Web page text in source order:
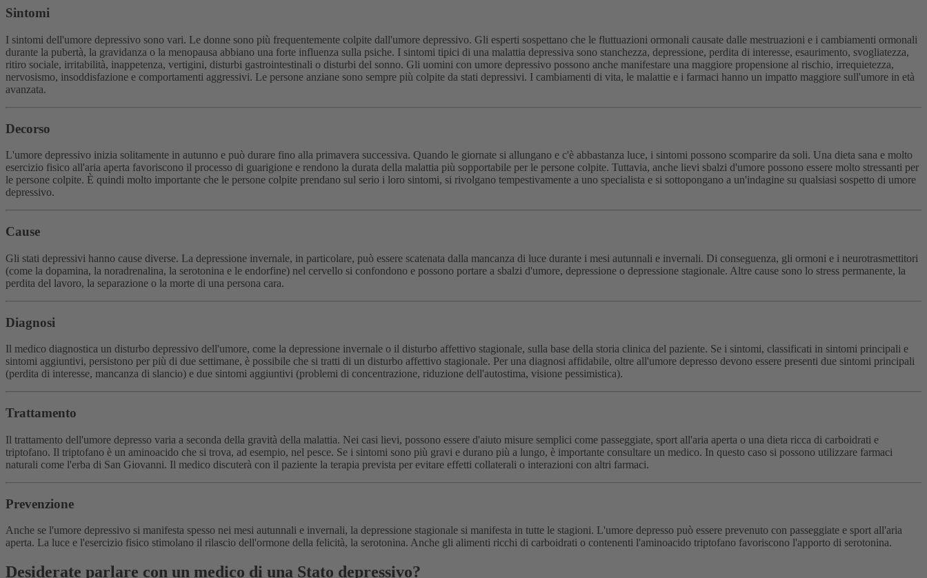
Sintomi
I sintomi dell'umore depressivo sono vari. Le donne sono più frequentemente colpite dall'umore depressivo. Gli esperti sospettano che le fluttuazioni ormonali causate dalle mestruazioni e i cambiamenti ormonali
durante la pubertà, la gravidanza o la menopausa abbiano una forte influenza sulla psiche. I sintomi tipici di una malattia depressiva sono stanchezza, depressione, perdita di interesse, esaurimento, svogliatezza,
ritiro sociale, irritabilità, inappetenza, vertigini, disturbi gastrointestinali o disturbi del sonno. Gli uomini con umore depressivo possono anche manifestare una maggiore propensione al rischio, irrequietezza,
nervosismo, insoddisfazione e comportamenti aggressivi. Le persone anziane sono sempre più colpite da stati depressivi. I cambiamenti di vita, le malattie e i farmaci hanno un impatto maggiore sull'umore in età
avanzata.
Decorso
L'umore depressivo inizia solitamente in autunno e può durare fino alla primavera successiva. Quando le giornate si allungano e c'è abbastanza luce, i sintomi possono scomparire da soli. Una dieta sana e molto
esercizio fisico all'aria aperta favoriscono il processo di guarigione e rendono la durata della malattia più sopportabile per le persone colpite. Tuttavia, anche lievi sbalzi d'umore possono essere molto stressanti per
le persone colpite. È quindi molto importante che le persone colpite prendano sul serio i loro sintomi, si rivolgano tempestivamente a uno specialista e si sottopongano a un'indagine su qualsiasi sospetto di umore
depressivo.
Cause
Gli stati depressivi hanno cause diverse. La depressione invernale, in particolare, può essere scatenata dalla mancanza di luce durante i mesi autunnali e invernali. Di conseguenza, gli ormoni e i neurotrasmettitori
(come la dopamina, la noradrenalina, la serotonina e le endorfine) nel cervello si confondono e possono portare a sbalzi d'umore, depressione o depressione stagionale. Altre cause sono lo stress permanente, la
perdita del lavoro, la separazione o la morte di una persona cara.
Diagnosi
Il medico diagnostica un disturbo depressivo dell'umore, come la depressione invernale o il disturbo affettivo stagionale, sulla base della storia clinica del paziente. Se i sintomi, classificati in sintomi principali e
sintomi aggiuntivi, persistono per più di due settimane, è possibile che si tratti di un disturbo affettivo stagionale. Per una diagnosi affidabile, oltre all'umore depresso devono essere presenti due sintomi principali
(perdita di interesse, mancanza di slancio) e due sintomi aggiuntivi (problemi di concentrazione, riduzione dell'autostima, visione pessimistica).
Trattamento
Il trattamento dell'umore depresso varia a seconda della gravità della malattia. Nei casi lievi, possono essere d'aiuto misure semplici come passeggiate, sport all'aria aperta o una dieta ricca di carboidrati e
triptofano. Il triptofano è un aminoacido che si trova, ad esempio, nel pesce. Se i sintomi sono più gravi e durano più a lungo, è importante consultare un medico. In questo caso si possono utilizzare farmaci
naturali come l'erba di San Giovanni. Il medico discuterà con il paziente la terapia prevista per evitare effetti collaterali o interazioni con altri farmaci.
Prevenzione
Anche se l'umore depressivo si manifesta spesso nei mesi autunnali e invernali, la depressione stagionale si manifesta in tutte le stagioni. L'umore depresso può essere prevenuto con passeggiate e sport all'aria
aperta. La luce e l'esercizio fisico stimolano il rilascio dell'ormone della felicità, la serotonina. Anche gli alimenti ricchi di carboidrati o contenenti l'aminoacido triptofano favoriscono l'apporto di serotonina.
Desiderate parlare con un medico di una Stato depressivo?